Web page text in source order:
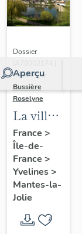
Aperçu
Dossier
Réalisé par
Bussière
Roselyne
La ville
de
Mantes-
la-Jolie
France >
Île-de-
France >
Yvelines>
Mantes-la-
Jolie